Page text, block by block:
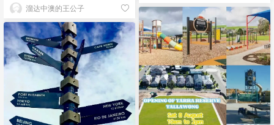
溜达中澳的王公子